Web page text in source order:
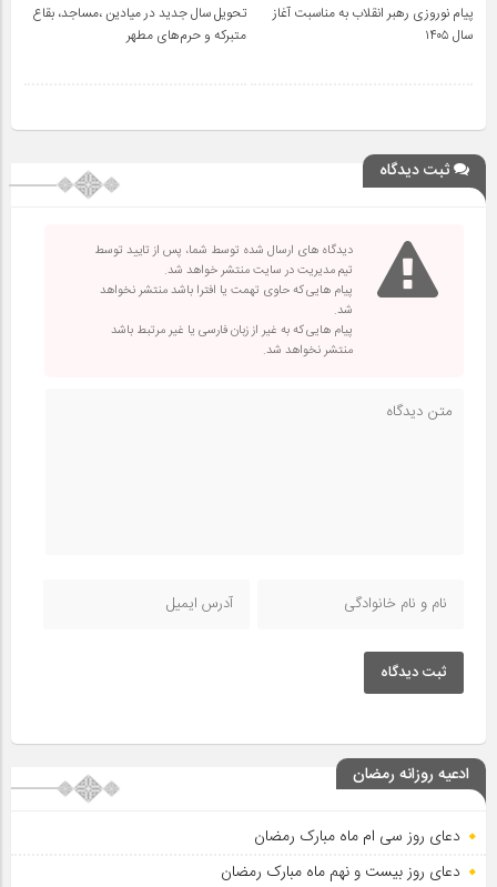
پیام نوروزی رهبر انقلاب به مناسبت آغاز
سال ۱۴۰۵
تحویل سال‌ جدید در میادین ،مساجد، بقاع
متبرکه‌ و حرم‌های‌ مطهر
ثبت دیدگاه
دیدگاه های ارسال شده توسط شما، پس از تایید توسط
تیم مدیریت در سایت منتشر خواهد شد.
پیام هایی که حاوی تهمت یا افترا باشد منتشر نخواهد
شد.
پیام هایی که به غیر از زبان فارسی یا غیر مرتبط باشد
منتشر نخواهد شد.
ثبت دیدگاه
ادعیه روزانه رمضان
دعای روز سی ام ماه مبارک رمضان
دعای روز بیست و نهم ماه مبارک رمضان